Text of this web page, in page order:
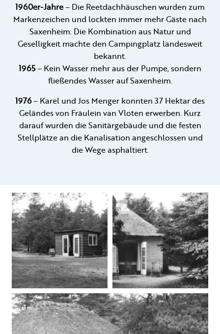
1960er-Jahre– Die Reetdachhäuschen wurden zum
Markenzeichen und lockten immer mehr Gäste nach
Saxenheim. Die Kombination aus Natur und
Geselligkeit machte den Campingplatz landesweit
bekannt.
1965– Kein Wasser mehr aus der Pumpe, sondern
fließendes Wasser auf Saxenheim.
1976– Karel und Jos Menger konnten 37 Hektar des
Geländes von Fräulein van Vloten erwerben. Kurz
darauf wurden die Sanitärgebäude und die festen
Stellplätze an die Kanalisation angeschlossen und
die Wege asphaltiert.